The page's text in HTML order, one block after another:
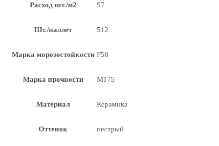
Расход шт./м2 57
Шт./паллет 512
Марка морозостойкости F50
Марка прочности М175
Материал Керамика
Оттенок пестрый